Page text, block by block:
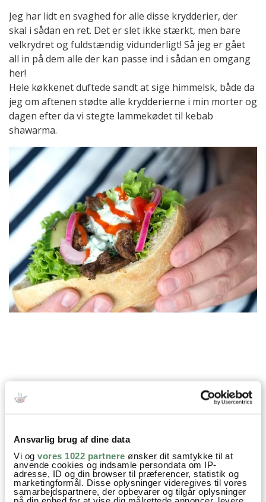
Ansvarlig brug af dine data
Vi og vores 1022 partnere ønsker dit samtykke til at
anvende cookies og indsamle persondata om IP-
adresse, ID og din browser til præferencer, statistik og
marketingformål. Disse oplysninger videregives til vores
samarbejdspartnere, der opbevarer og tilgår oplysninger
på din enhed for at vise dig målrettede annoncer, levere
Jeg har lidt en svaghed for alle disse krydderier, der
skal i sådan en ret. Det er slet ikke stærkt, men bare
velkrydret og fuldstændig vidunderligt! Så jeg er gået
all in på dem alle der kan passe ind i sådan en omgang
her!
Hele køkkenet duftede sandt at sige himmelsk, både da
jeg om aftenen stødte alle krydderierne i min morter og
dagen efter da vi stegte lammekødet til kebab
shawarma.
Prøv også